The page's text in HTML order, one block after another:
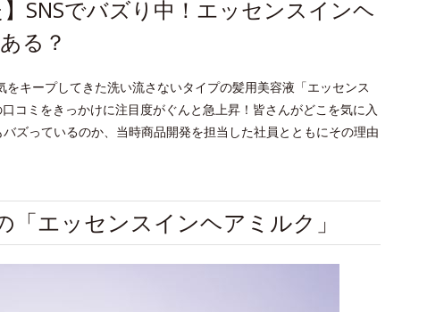
SNSでバズり中！エッセンスインヘ
る？
キープしてきた洗い流さないタイプの髪用美容液「エッセンス
コミをきっかけに注目度がぐんと急上昇！皆さんがどこを気に入
ズっているのか、当時商品開発を担当した社員とともにその理由
エッセンスインヘアミルク」